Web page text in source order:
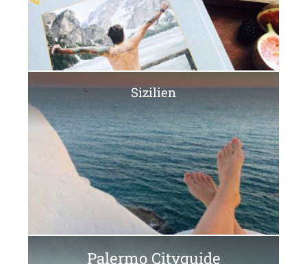
Sizilien
Palermo Cityguide